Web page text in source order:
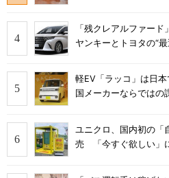
「残クレアルファー
ヤンキーとトヨタの“最
軽EV「ラッコ」は日
国メーカーならではの
ユニクロ、国内初の「
売 「今すぐ欲しい」